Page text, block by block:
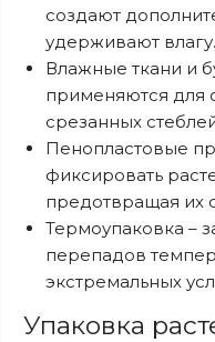
создают
удерживают влагу.
Влажные ткани и
применяются для
срезанных
Пенопластовые
фиксировать
предотвращая их
Термоупаковка –
перепадов
экстремальных
Упаковка